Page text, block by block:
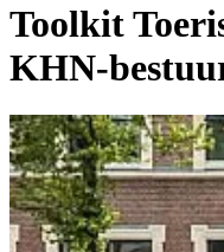
Toolkit
KHN-